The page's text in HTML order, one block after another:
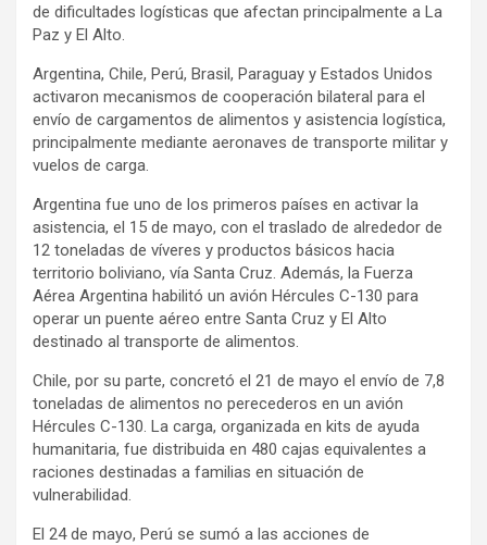
de dificultades logísticas que afectan principalmente a La
Paz y El Alto.
Argentina, Chile, Perú, Brasil, Paraguay y Estados Unidos
activaron mecanismos de cooperación bilateral para el
envío de cargamentos de alimentos y asistencia logística,
principalmente mediante aeronaves de transporte militar y
vuelos de carga.
Argentina fue uno de los primeros países en activar la
asistencia, el 15 de mayo, con el traslado de alrededor de
12 toneladas de víveres y productos básicos hacia
territorio boliviano, vía Santa Cruz. Además, la Fuerza
Aérea Argentina habilitó un avión Hércules C-130 para
operar un puente aéreo entre Santa Cruz y El Alto
destinado al transporte de alimentos.
Chile, por su parte, concretó el 21 de mayo el envío de 7,8
toneladas de alimentos no perecederos en un avión
Hércules C-130. La carga, organizada en kits de ayuda
humanitaria, fue distribuida en 480 cajas equivalentes a
raciones destinadas a familias en situación de
vulnerabilidad.
El 24 de mayo, Perú se sumó a las acciones de